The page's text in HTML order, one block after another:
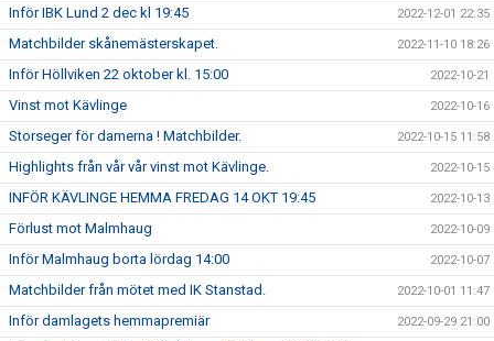
Inför IBK Lund 2 dec kl 19:45 2022-12-01 22:35
Matchbilder skånemästerskapet. 2022-11-10 18:26
Inför Höllviken 22 oktober kl. 15:00 2022-10-21
Vinst mot Kävlinge 2022-10-16
Storseger för damerna ! Matchbilder. 2022-10-15 11:58
Highlights från vår vår vinst mot Kävlinge. 2022-10-15
INFÖR KÄVLINGE HEMMA FREDAG 14 OKT 19:45 2022-10-13
Förlust mot Malmhaug 2022-10-09
Inför Malmhaug borta lördag 14:00 2022-10-07
Matchbilder från mötet med IK Stanstad. 2022-10-01 11:47
Inför damlagets hemmapremiär 2022-09-29 21:00